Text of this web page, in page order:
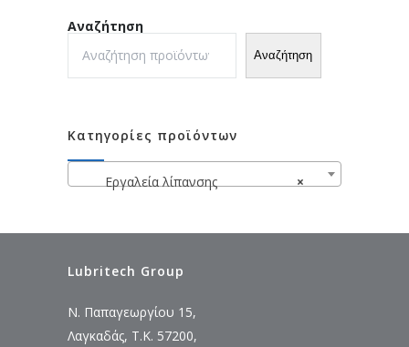
Αναζήτηση
Αναζήτηση
Κατηγορίες προϊόντων
×
Εργαλεία λίπανσης
Lubritech Group
Ν. Παπαγεωργίου 15,
Λαγκαδάς, Τ.Κ. 57200,